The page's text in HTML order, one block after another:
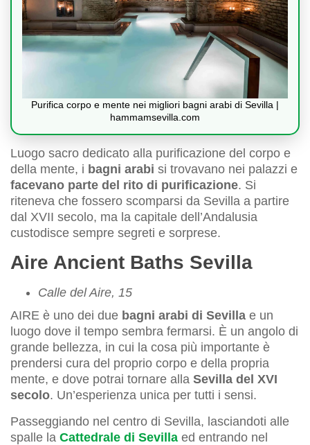
Purifica corpo e mente nei migliori bagni arabi di Sevilla |
hammamsevilla.com
Luogo sacro dedicato alla purificazione del corpo e
della mente, i bagni arabi si trovavano nei palazzi e
facevano parte del rito di purificazione. Si
riteneva che fossero scomparsi da Sevilla a partire
dal XVII secolo, ma la capitale dell’Andalusia
custodisce sempre segreti e sorprese.
Aire Ancient Baths Sevilla
Calle del Aire, 15
AIRE è uno dei due bagni arabi di Sevilla e un
luogo dove il tempo sembra fermarsi. È un angolo di
grande bellezza, in cui la cosa più importante è
prendersi cura del proprio corpo e della propria
mente, e dove potrai tornare alla Sevilla del XVI
secolo. Un’esperienza unica per tutti i sensi.
Passeggiando nel centro di Sevilla, lasciandoti alle
spalle la Cattedrale di Sevilla ed entrando nel